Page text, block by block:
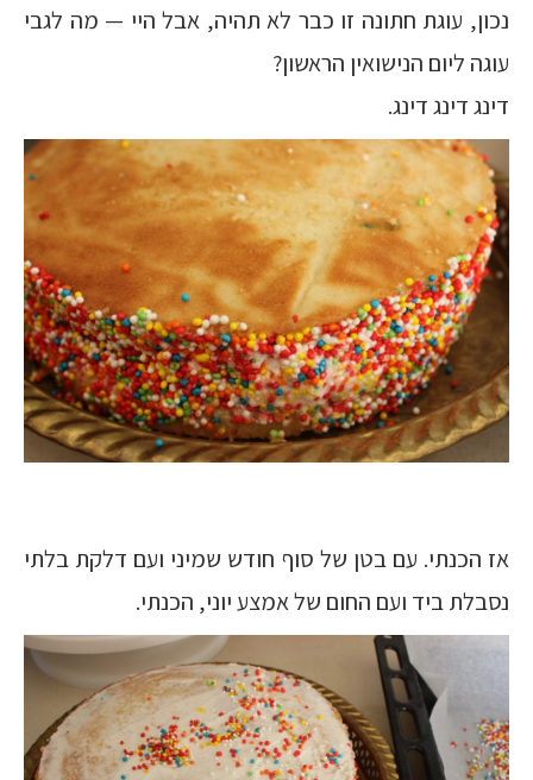
נכון, עוגת חתונה זו כבר לא תהיה, אבל היי — מה לגבי
עוגה ליום הנישואין הראשון?
דינג דינג דינג.
אז הכנתי. עם בטן של סוף חודש שמיני ועם דלקת בלתי
נסבלת ביד ועם החום של אמצע יוני, הכנתי.